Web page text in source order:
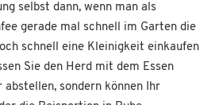
selbst dann, wenn man als
gerade mal schnell im Garten die
schnell eine Kleinigkeit einkaufen
Sie den Herd mit dem Essen
sondern können Ihr